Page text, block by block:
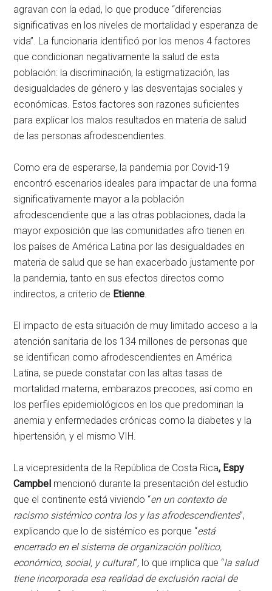
agravan con la edad, lo que produce “diferencias
significativas en los niveles de mortalidad y esperanza de
vida”. La funcionaria identificó por los menos 4 factores
que condicionan negativamente la salud de esta
población: la discriminación, la estigmatización, las
desigualdades de género y las desventajas sociales y
económicas. Estos factores son razones suficientes
para explicar los malos resultados en materia de salud
de las personas afrodescendientes.
Como era de esperarse, la pandemia por Covid-19
encontró escenarios ideales para impactar de una forma
significativamente mayor a la población
afrodescendiente que a las otras poblaciones, dada la
mayor exposición que las comunidades afro tienen en
los países de América Latina por las desigualdades en
materia de salud que se han exacerbado justamente por
la pandemia, tanto en sus efectos directos como
indirectos, a criterio de Etienne
El impacto de esta situación de muy limitado acceso a la
atención sanitaria de los 134 millones de personas que
se identifican como afrodescendientes en América
Latina, se puede constatar con las altas tasas de
mortalidad materna, embarazos precoces, así como en
los perfiles epidemiológicos en los que predominan la
anemia y enfermedades crónicas como la diabetes y la
hipertensión, y el mismo VIH.
La vicepresidenta de la República de Costa Rica, Espy
Campbel mencionó durante la presentación del estudio
que el continente está viviendo “en un contexto de
racismo sistémico contra los y las afrodescendientes”,
explicando que lo de sistémico es porque “está
encerrado en el sistema de organización político,
económico, social, y cultural”, lo que implica que “la salud
tiene incorporada esa realidad de exclusión racial de